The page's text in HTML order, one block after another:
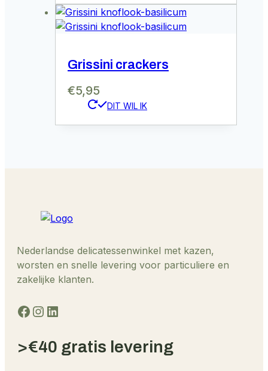
Grissini crackers
€5,95
Nederlandse delicatessenwinkel met kazen,
worsten en snelle levering voor particuliere en
zakelijke klanten.
Facebook
Instagram
LinkedIn
>€40 gratis levering